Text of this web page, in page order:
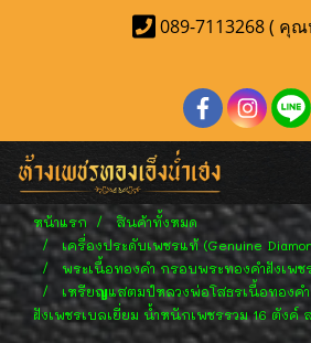
089-7113268 ( คุ
หน้าแรก
สินค้าทั้งหมด
เครื่องประดับเพชรแท้ (Genuine
พระเนื้อทองคำ กรอบพระทองคำฝังเพช
เหรียญแสตมป์หลวงพ่อโสธรเนื้อทองค
ฝังเพชรเบลเยี่ยม น้ำหนักเพชรรวม 16 ตังค์